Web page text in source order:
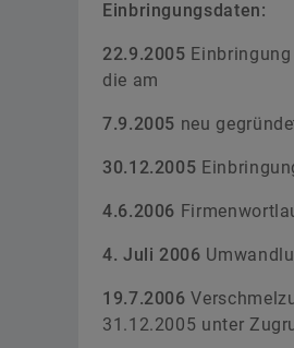
Einbringungsdaten:
22.9.2005
die am
7.9.2005 neu
30.12.2005
4.6.2006
4. Juli 2006
19.7.2006
31.12.2005 unter